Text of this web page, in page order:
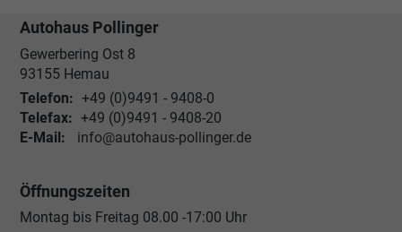
Autohaus Pollinger
Gewerbering Ost 8
93155 Hemau
Telefon: +49 (0)9491 - 9408-0
Telefax: +49 (0)9491 - 9408-20
E-Mail:
info@autohaus-pollinger.de
Öffnungszeiten
Montag bis Freitag 08.00 -17:00 Uhr